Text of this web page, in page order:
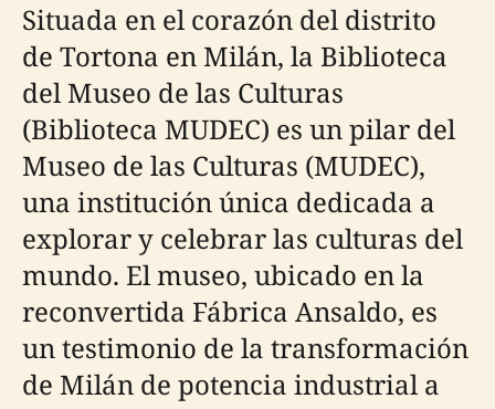
Situada en el corazón del distrito
de Tortona en Milán, la Biblioteca
del Museo de las Culturas
(Biblioteca MUDEC) es un pilar del
Museo de las Culturas (MUDEC),
una institución única dedicada a
explorar y celebrar las culturas del
mundo. El museo, ubicado en la
reconvertida Fábrica Ansaldo, es
un testimonio de la transformación
de Milán de potencia industrial a